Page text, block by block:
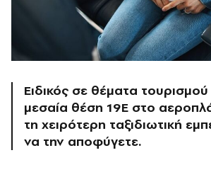
Ειδικός σε θέματα τουρισμού
μεσαία θέση 19E στο
τη χειρότερη ταξιδιωτική
να την αποφύγετε.